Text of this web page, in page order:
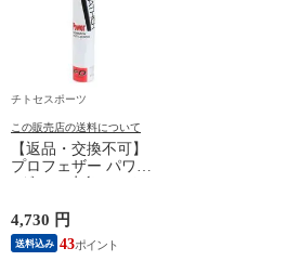
チトセスポーツ
この販売店の送料について
【返品・交換不可】
プロフェザー パワー
1ダース 水鳥シャト
PF-6010 2025SS バド
ミントンシャトル 羽
根 12個入
4,730 円
送料込み 43